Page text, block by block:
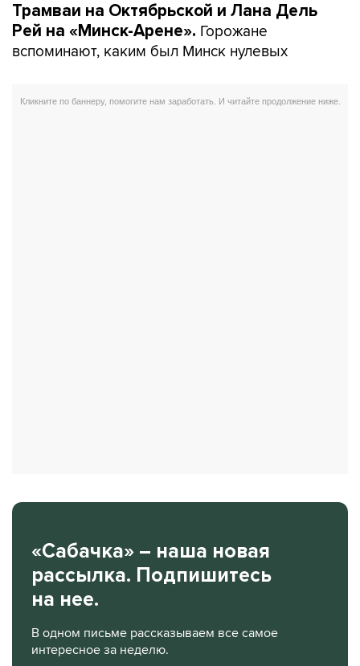
Трамваи на Октябрьской и Лана Дель
Рей на «Минск-Арене». Горожане
вспоминают, каким был Минск нулевых
«Сабачка» – наша новая
рассылка. Подпишитесь
на нее.
В одном письме рассказываем все самое
интересное за неделю.